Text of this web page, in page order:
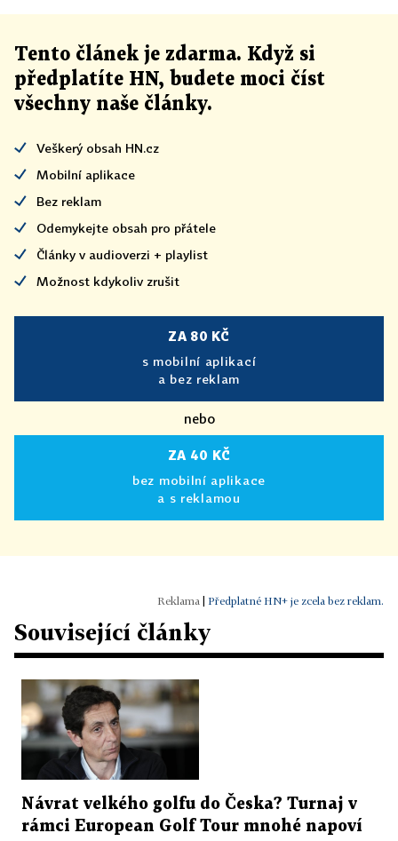
Tento článek je zdarma. Když si
předplatíte HN, budete moci číst
všechny naše články.
Veškerý obsah HN.cz
Mobilní aplikace
Bez reklam
Odemykejte obsah pro přátele
Články v audioverzi + playlist
Možnost kdykoliv zrušit
ZA 80 KČ
s mobilní aplikací
a bez reklam
nebo
ZA 40 KČ
bez mobilní aplikace
a s reklamou
Předplatné HN+ je zcela bez reklam.
Související články
Návrat velkého golfu do Česka? Turnaj v
rámci European Golf Tour mnohé napoví